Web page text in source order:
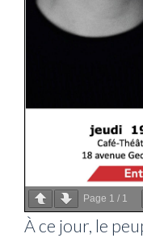
Page 1 / 1
À ce jour, le